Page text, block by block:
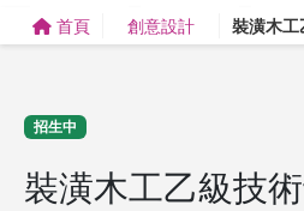
首頁 創意設計 裝潢木
招生中
裝潢木工乙級技